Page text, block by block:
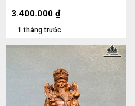
1 tháng trước
3.400.000 ₫